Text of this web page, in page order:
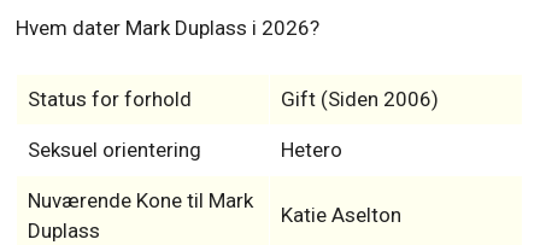
Hvem dater Mark Duplass i 2026?
Status for forhold Gift (Siden 2006)
Seksuel orientering Hetero
Nuværende Kone til Mark
Duplass
Katie Aselton